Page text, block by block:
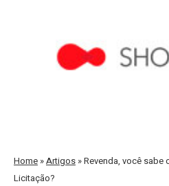
Home »Artigos »Revenda, você sabe
Licitação?